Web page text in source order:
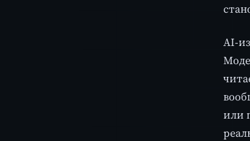
AI-
или